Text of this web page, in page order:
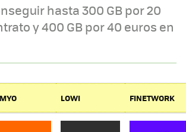
hasta 300 GB por 20
y 400 GB por 40 euros en
LOWI FINETWORK